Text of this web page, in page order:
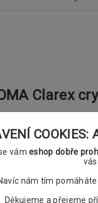
Clarex
COOKIES:
vámeshop dobře
nám tím
Děkujeme a přejeme